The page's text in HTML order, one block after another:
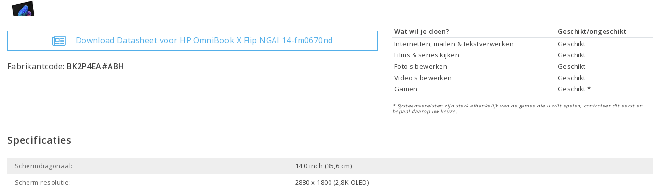
Download Datasheet voor HP OmniBook X Flip NGAI 14-fm0670nd
Fabrikantcode: BK2P4EA#ABH
Wat wil je doen?
Geschikt/ongeschikt
Internetten, mailen & tekstverwerken
Geschikt
Films & series kijken
Geschikt
Foto's bewerken
Geschikt
Video's bewerken
Geschikt
Gamen
Geschikt *
* Systeemvereisten zijn sterk afhankelijk van de games die u wilt spelen, controleer dit eerst en
bepaal daarop uw keuze.
Specificaties
Schermdiagonaal:
14.0 inch (35,6 cm)
Scherm resolutie:
2880 x 1800 (2,8K OLED)